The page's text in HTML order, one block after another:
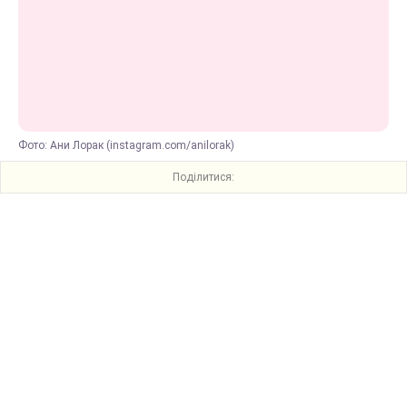
Фото: Ани Лорак (instagram.com/anilorak)
Поділитися: